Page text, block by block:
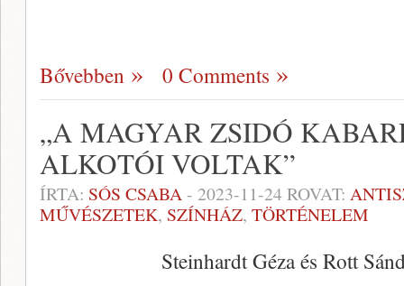
Bővebben 0 Comments
„A MAGYAR ZSIDÓ
ALKOTÓI VOLTAK”
ÍRTA: SÓS CSABA- 2023-11-24ROVAT:
MŰVÉSZETEK, SZÍNHÁZ, TÖRTÉNELEM
Steinhardt Géza és Rott